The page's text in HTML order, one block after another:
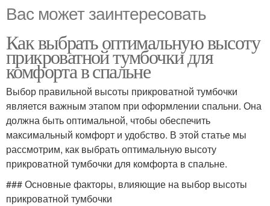
Вас может заинтересовать
Как выбрать оптимальную высоту
прикроватной тумбочки для
комфорта в спальне
Выбор правильной высоты прикроватной тумбочки
является важным этапом при оформлении спальни. Она
должна быть оптимальной, чтобы обеспечить
максимальный комфорт и удобство. В этой статье мы
рассмотрим, как выбрать оптимальную высоту
прикроватной тумбочки для комфорта в спальне.
### Основные факторы, влияющие на выбор высоты
прикроватной тумбочки